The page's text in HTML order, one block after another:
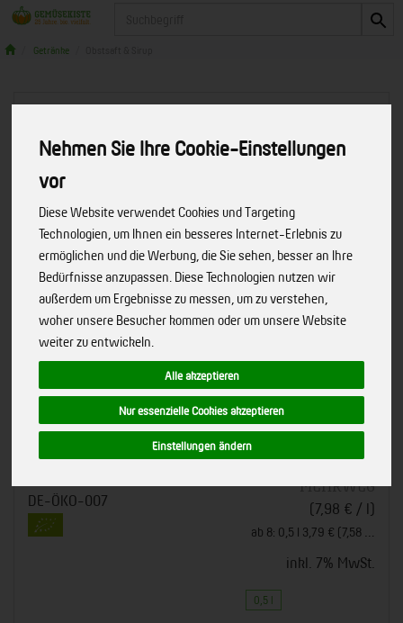
Nehmen Sie Ihre Cookie-Einstellungen
vor
Diese Website verwendet Cookies und Targeting
Technologien, um Ihnen ein besseres Internet-Erlebnis zu
ermöglichen und die Werbung, die Sie sehen, besser an Ihre
Bedürfnisse anzupassen. Diese Technologien nutzen wir
außerdem um Ergebnisse zu messen, um zu verstehen,
woher unsere Besucher kommen oder um unsere Website
weiter zu entwickeln.
Alle akzeptieren
Nur essenzielle Cookies akzeptieren
Einstellungen ändern
Getränke
bioC Immunsystem
Reich an Vitamin C und Vitamin A
Mit Direktsaft aus Obst und Gemüse
Bio-Qualität
Art.-Nr.
Voelkel GmbH, Höhbeck
DE-ÖKO-007
3,99 €
/ 0,5 l
MEHRWEG
(7,98 € / l)
inkl. 7% MwSt.
0,5 l